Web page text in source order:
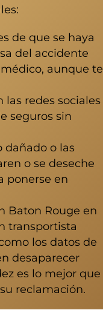
de que se haya
del accidente
aunque te
las redes sociales
seguros sin
dañado o las
o se deseche
ponerse en
Baton Rouge en
transportista
los datos de
desaparecer
es lo mejor que
reclamación.